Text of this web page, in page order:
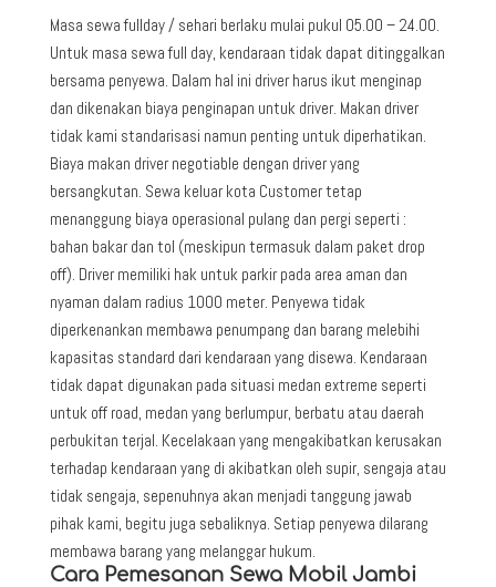
Masa sewa fullday / sehari berlaku mulai pukul 05.00 – 24.00.
Untuk masa sewa full day, kendaraan tidak dapat ditinggalkan
bersama penyewa. Dalam hal ini driver harus ikut menginap
dan dikenakan biaya penginapan untuk driver. Makan driver
tidak kami standarisasi namun penting untuk diperhatikan.
Biaya makan driver negotiable dengan driver yang
bersangkutan. Sewa keluar kota Customer tetap
menanggung biaya operasional pulang dan pergi seperti :
bahan bakar dan tol (meskipun termasuk dalam paket drop
off). Driver memiliki hak untuk parkir pada area aman dan
nyaman dalam radius 1000 meter. Penyewa tidak
diperkenankan membawa penumpang dan barang melebihi
kapasitas standard dari kendaraan yang disewa. Kendaraan
tidak dapat digunakan pada situasi medan extreme seperti
untuk off road, medan yang berlumpur, berbatu atau daerah
perbukitan terjal. Kecelakaan yang mengakibatkan kerusakan
terhadap kendaraan yang di akibatkan oleh supir, sengaja atau
tidak sengaja, sepenuhnya akan menjadi tanggung jawab
pihak kami, begitu juga sebaliknya. Setiap penyewa dilarang
membawa barang yang melanggar hukum.
Cara Pemesanan Sewa Mobil Jambi